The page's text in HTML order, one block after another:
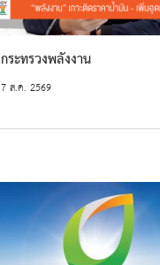
กระทรวงพลังงาน
7 ส.ค. 2569